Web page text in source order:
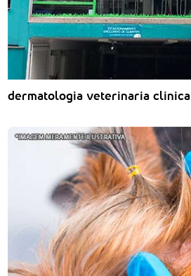
dermatologia veterinaria clinica